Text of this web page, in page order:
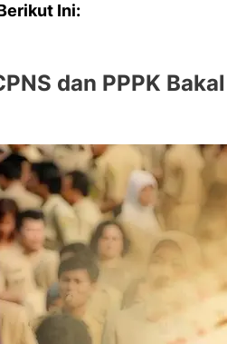
Ini:
dan PPPK